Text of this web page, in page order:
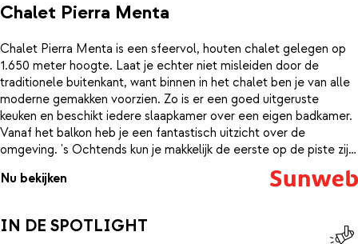
Chalet Pierra Menta
Chalet Pierra Menta is een sfeervol, houten chalet gelegen op
1.650 meter hoogte. Laat je echter niet misleiden door de
traditionele buitenkant, want binnen in het chalet ben je van alle
moderne gemakken voorzien. Zo is er een goed uitgeruste
keuken en beschikt iedere slaapkamer over een eigen badkamer.
Vanaf het balkon heb je een fantastisch uitzicht over de
omgeving. 's Ochtends kun je makkelijk de eerste op de piste zijn,
want deze ligt op korte loopafstand van het chalet. Na een dag
skiën, is het heerlijk opwarmen bij de open haard. Met een verblijf
wintersportvakantie te worden!
Nu bekijken
IN DE SPOTLIGHT